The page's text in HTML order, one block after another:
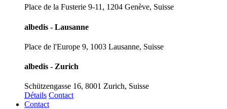
Place de la Fusterie 9-11, 1204 Genève, Suisse
albedis - Lausanne
Place de l'Europe 9, 1003 Lausanne, Suisse
albedis - Zurich
Schützengasse 16, 8001 Zurich, Suisse
Détails Contact
Contact